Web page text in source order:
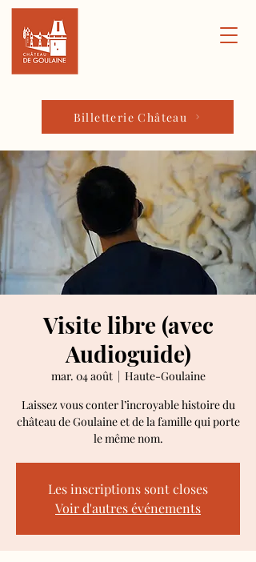
Billetterie Château
Visite libre (avec
Audioguide)
mar. 04 août
  |
Haute-Goulaine
Laissez vous conter l’incroyable histoire du
château de Goulaine et de la famille qui porte
le même nom.
Les inscriptions sont closes
Voir d'autres événements